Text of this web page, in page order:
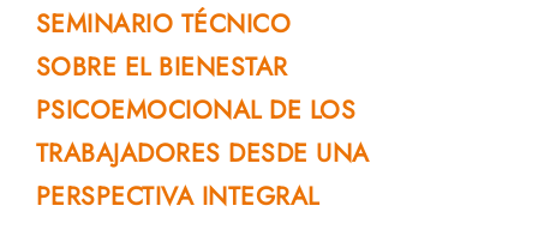
SEMINARIO TÉCNICO
SOBRE EL BIENESTAR
PSICOEMOCIONAL DE LOS
TRABAJADORES DESDE UNA
PERSPECTIVA INTEGRAL